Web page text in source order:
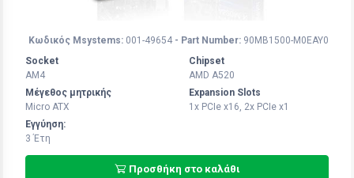
Κωδικός Msystems: 001-49654 - Part Number: 90MB1500-M0EAY0
Socket
AM4
Chipset
AMD A520
Μέγεθος μητρικής
Micro ATX
Expansion Slots
1x PCIe x16, 2x PCIe x1
Εγγύηση:
3 Έτη
Προσθήκη στο καλάθι